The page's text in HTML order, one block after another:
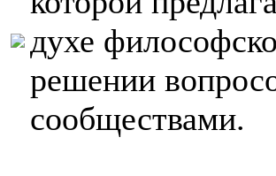
духе
решении
сообществами.